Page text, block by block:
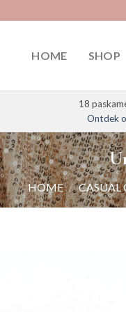
HOME SHOP
18
Ontdek
HOME / CASUAL